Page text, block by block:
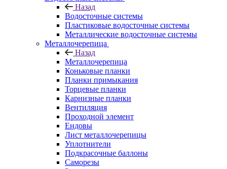
Назад
Водосточные системы
Пластиковые водосточные системы
Металлические водосточные системы
Металлочерепица
Назад
Металлочерепица
Коньковые планки
Планки примыкания
Торцевые планки
Карнизные планки
Вентиляция
Проходной элемент
Ендовы
Лист металлочерепицы
Уплотнители
Подкрасочные баллоны
Саморезы